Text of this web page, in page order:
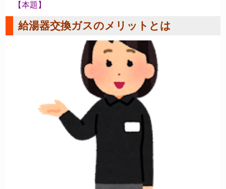
【本題】
給湯器交換ガスのメリットとは